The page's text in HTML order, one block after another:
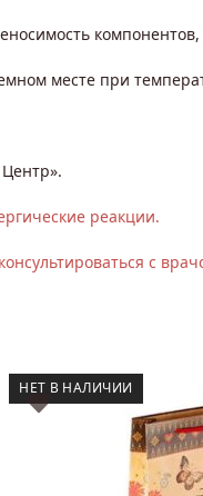
компонентов,
месте при
реакции.
с
НЕТ В НАЛИЧИИ